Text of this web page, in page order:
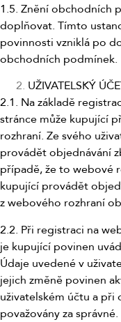
1.5. Znění obchodních
doplňovat. Tímto
povinnosti vzniklá po
obchodních podmínek.
UŽIVATELSKÝ
2.1. Na základě
stránce může kupující
rozhraní. Ze svého
provádět objednávání
případě, že to webové
kupující provádět
z webového rozhraní
2.2. Při registraci na
je kupující povinen
Údaje uvedené v
jejich změně povinen
uživatelském účtu a při
považovány za správné.